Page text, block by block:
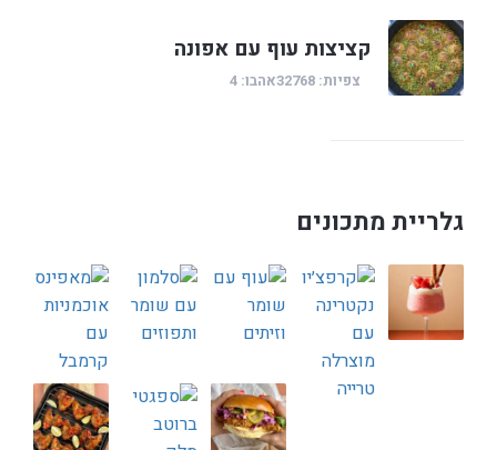
קציצות עוף עם אפונה
צפיות: 32768 אהבו: 4
גלריית מתכונים